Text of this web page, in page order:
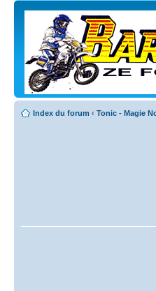
Index du forum ‹ Tonic - Magie